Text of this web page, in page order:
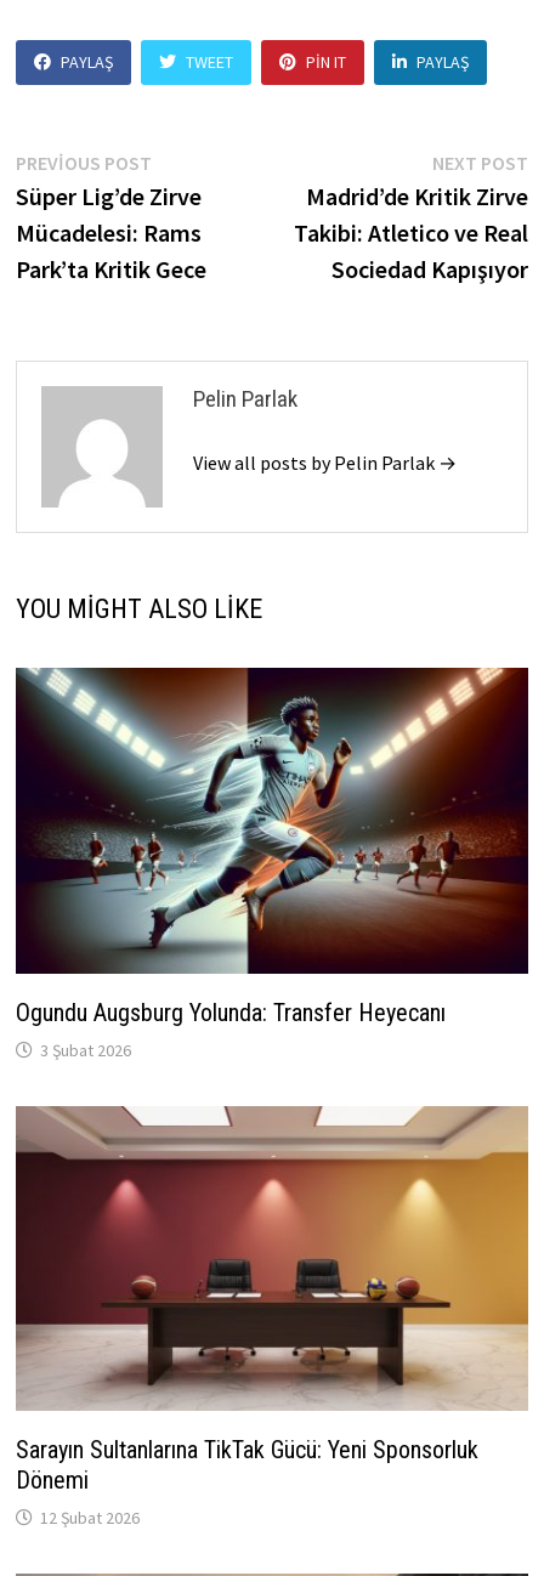
PAYLAŞ TWEET PIN IT PAYLAŞ
Yazı
gezinmesi
PREVIOUS POSTPrevious
post:
Süper Lig’de Zirve
Mücadelesi: Rams
Park’ta Kritik Gece
NEXT POST
Madrid’de Kritik Zirve
Takibi: Atletico ve Real
Sociedad Kapışıyor
Pelin Parlak
View all posts by Pelin Parlak →
YOU MIGHT ALSO LIKE
Ogundu Augsburg Yolunda: Transfer Heyecanı
3 Şubat 2026
Sarayın Sultanlarına TikTak Gücü: Yeni Sponsorluk
Dönemi
12 Şubat 2026